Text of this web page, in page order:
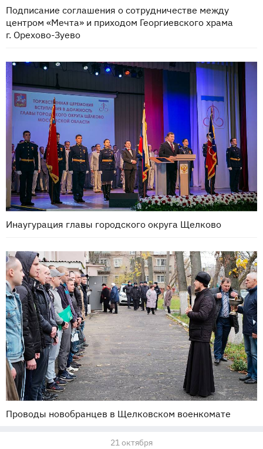
Подписание соглашения о сотрудничестве между
центром «Мечта» и приходом Георгиевского храма
г. Орехово-Зуево
Инаугурация главы городского округа Щелково
Проводы новобранцев в Щелковском военкомате
21 октября